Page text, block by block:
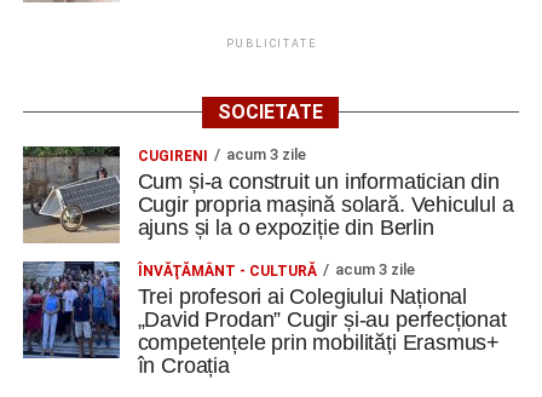
PUBLICITATE
SOCIETATE
CUGIRENI acum 3 zile
Cum și-a construit un informatician din
Cugir propria mașină solară. Vehiculul a
ajuns și la o expoziție din Berlin
ÎNVĂŢĂMÂNT - CULTURĂ acum 3 zile
Trei profesori ai Colegiului Național
„David Prodan” Cugir și-au perfecționat
competențele prin mobilități Erasmus+
în Croația